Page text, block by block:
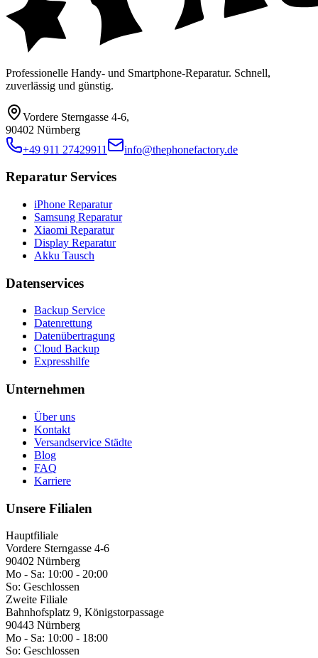
Professionelle Handy- und Smartphone-Reparatur. Schnell,
zuverlässig und günstig.
Vordere Sterngasse 4-6,
90402 Nürnberg
+49 911 27429911
info@thephonefactory.de
Reparatur Services
iPhone Reparatur
Samsung Reparatur
Xiaomi Reparatur
Display Reparatur
Akku Tausch
Datenservices
Backup Service
Datenrettung
Datenübertragung
Cloud Backup
Expresshilfe
Unternehmen
Über uns
Kontakt
Versandservice Städte
Blog
FAQ
Karriere
Unsere Filialen
Hauptfiliale
Vordere Sterngasse 4-6
90402 Nürnberg
Mo - Sa: 10:00 - 20:00
So: Geschlossen
Zweite Filiale
Bahnhofsplatz 9, Königstorpassage
90443 Nürnberg
Mo - Sa: 10:00 - 18:00
So: Geschlossen